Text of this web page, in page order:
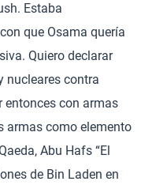
Estaba
que Osama quería
Quiero declarar
nucleares contra
entonces con armas
armas como elemento
Abu Hafs “El
de Bin Laden en